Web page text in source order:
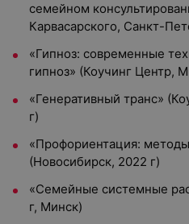
семейном
Карвасарского, Санкт-
«Гипноз: современные
гипноз» (Коучинг Центр,
«Генеративный транс»
г)
«Профориентация:
(Новосибирск, 2022 г)
«Семейные системные
г, Минск)